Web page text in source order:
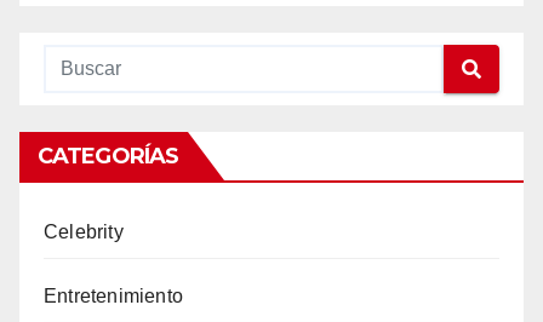
CATEGORÍAS
Celebrity
Entretenimiento